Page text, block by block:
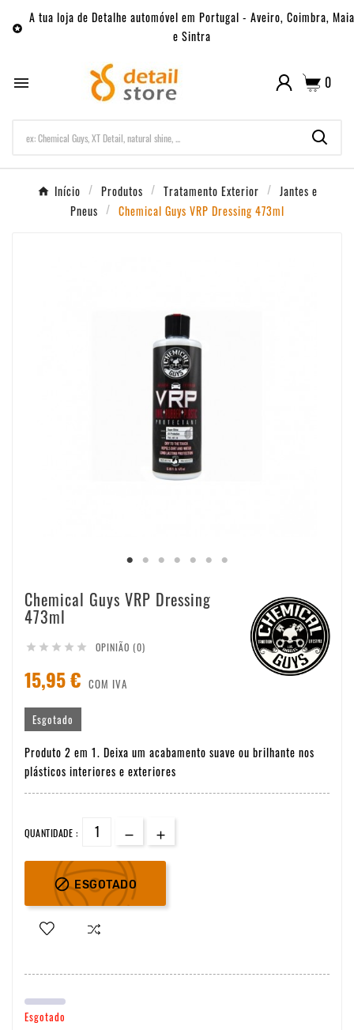

A tua loja de Detalhe automóvel em Portugal - Aveiro, Coimbra, Maia
e Sintra
 0
Início Produtos Tratamento Exterior
Jantes e
Pneus
Chemical Guys VRP Dressing 473ml
Chemical Guys VRP Dressing
473ml
     OPINIÃO (0)
15,95 € COM IVA
Esgotado
Produto 2 em 1. Deixa um acabamento suave ou brilhante nos
plásticos interiores e exteriores
QUANTIDADE :
 ESGOTADO
Esgotado